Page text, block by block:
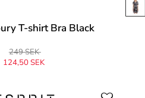
T-shirt Bra Black
249 SEK
124,50 SEK